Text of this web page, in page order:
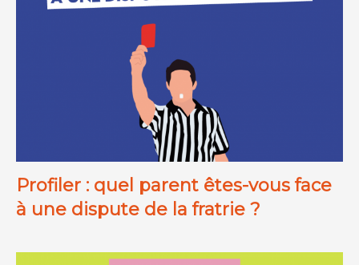
Profiler : quel parent êtes-vous face
à une dispute de la fratrie ?